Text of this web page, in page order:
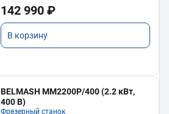
142 990 ₽
В корзину
BELMASH MM2200P/400 (2.2 кВт,
400 В)
Фрезерный станок